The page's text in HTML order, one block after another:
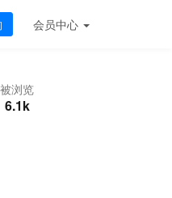
会员中心
被浏览
6.1k